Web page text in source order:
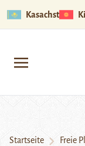
Kasachstan
Startseite Freie